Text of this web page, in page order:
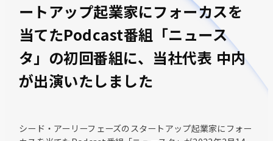
ートアップ起業家にフォーカスを
当てたPodcast番組「ニュース
タ」の初回番組に、当社代表 中内
が出演いたしました
シード・アーリーフェーズのスタートアップ起業家にフォー